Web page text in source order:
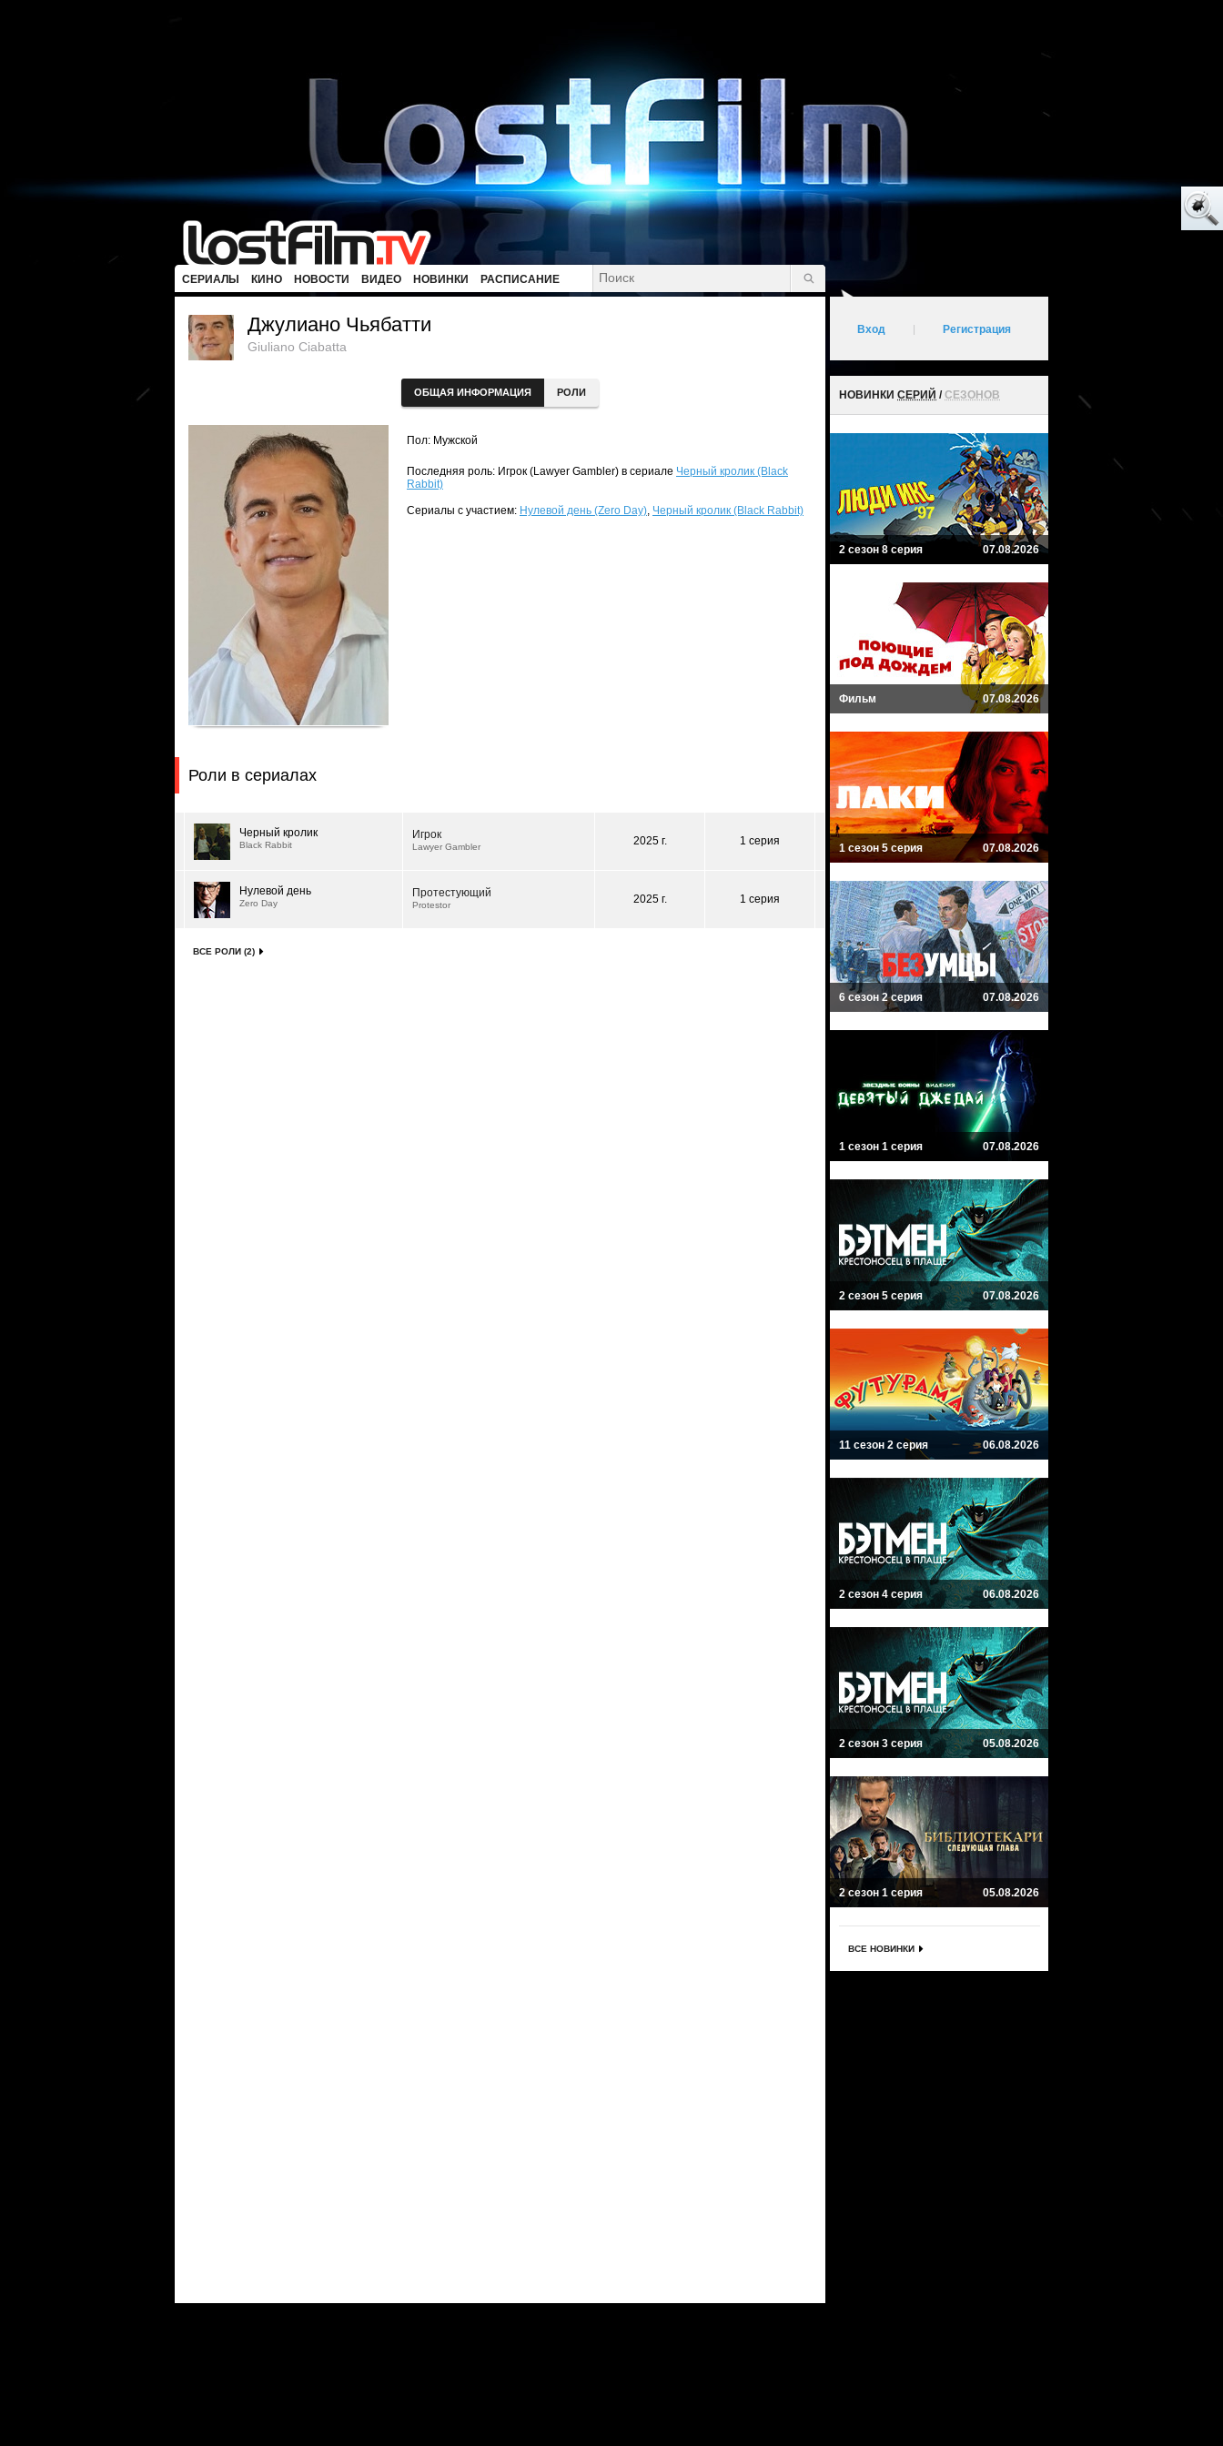
СЕРИАЛЫ КИНО НОВОСТИ ВИДЕО НОВИНКИ РАСПИСАНИЕ
Джулиано Чьябатти
Giuliano Ciabatta
ОБЩАЯ ИНФОРМАЦИЯ РОЛИ
Пол: Мужской
Последняя роль: Игрок (Lawyer Gambler) в сериале Черный кролик (Black
Rabbit)
Сериалы с участием: Нулевой день (Zero Day), Черный кролик (Black Rabbit)
Роли в сериалах
Черный кролик
Black Rabbit
Игрок
Lawyer Gambler 2025 г. 1 серия
Нулевой день
Zero Day
Протестующий
Protestor 2025 г. 1 серия
ВСЕ РОЛИ (2)
Вход Регистрация
НОВИНКИ СЕРИЙ /СЕЗОНОВ
2 сезон 8 серия 07.08.2026
Фильм 07.08.2026
1 сезон 5 серия 07.08.2026
6 сезон 2 серия 07.08.2026
1 сезон 1 серия 07.08.2026
2 сезон 5 серия 07.08.2026
11 сезон 2 серия 06.08.2026
2 сезон 4 серия 06.08.2026
2 сезон 3 серия 05.08.2026
2 сезон 1 серия 05.08.2026
ВСЕ НОВИНКИ